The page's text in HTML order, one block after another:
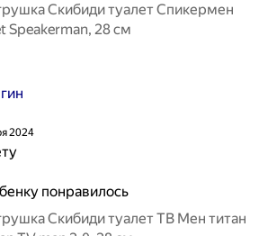
Скибиди туалет Спикермен
Speakerman, 28 см
2024
понравилось
Скибиди туалет ТВ Мен титан